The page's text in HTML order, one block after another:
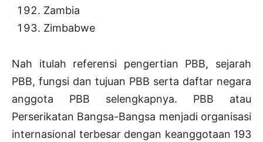
Zambia
Zimbabwe
Nah itulah referensi pengertian PBB, sejarah
PBB, fungsi dan tujuan PBB serta daftar negara
anggota PBB selengkapnya. PBB atau
Perserikatan Bangsa-Bangsa menjadi organisasi
internasional terbesar dengan keanggotaan 193